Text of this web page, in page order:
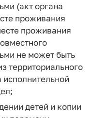
(акт органа
проживания
проживания
не может быть
территориального
детей и копии